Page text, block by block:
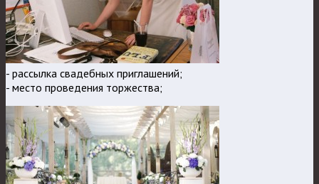
- рассылка свадебных приглашений;
- место проведения торжества;